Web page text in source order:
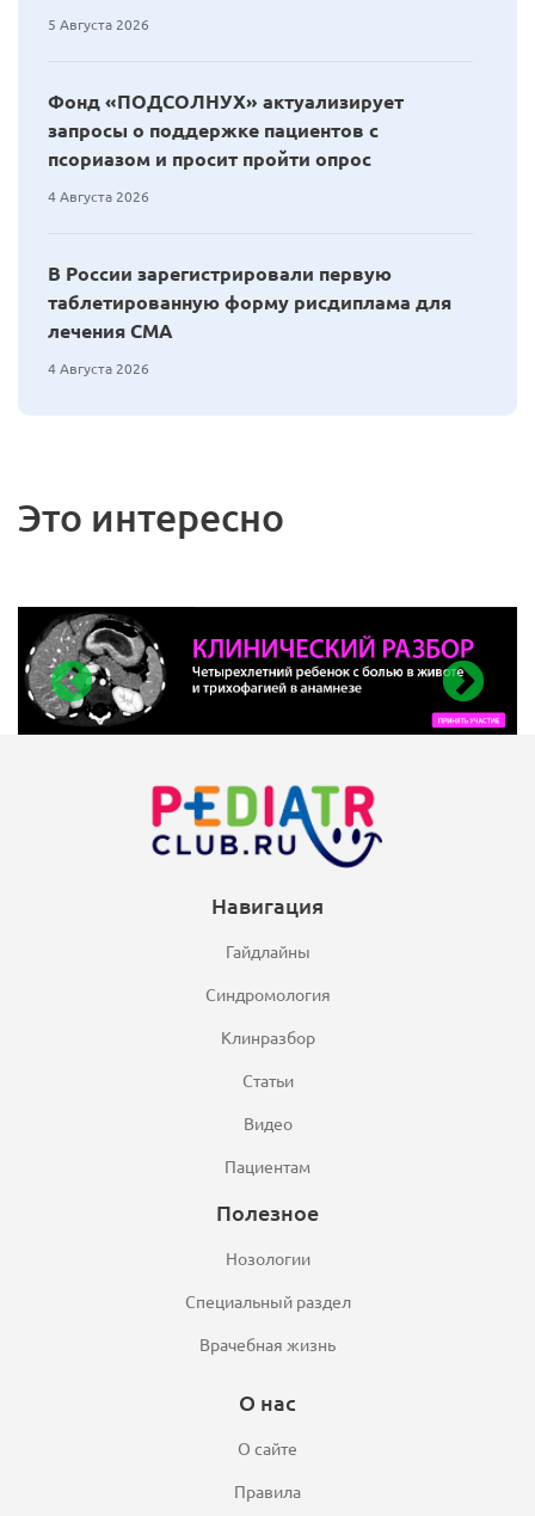
5 Августа 2026
Фонд «ПОДСОЛНУХ» актуализирует
запросы о поддержке пациентов с
псориазом и просит пройти опрос
4 Августа 2026
В России зарегистрировали первую
таблетированную форму рисдиплама для
лечения СМА
4 Августа 2026
Это интересно
Навигация
Гайдлайны
Синдромология
Клинразбор
Статьи
Видео
Пациентам
Полезное
Нозологии
Специальный раздел
Врачебная жизнь
О нас
О сайте
Правила